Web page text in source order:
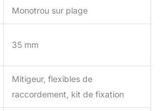
Monotrou sur plage
35 mm
Mitigeur, flexibles de
raccordement, kit de fixation